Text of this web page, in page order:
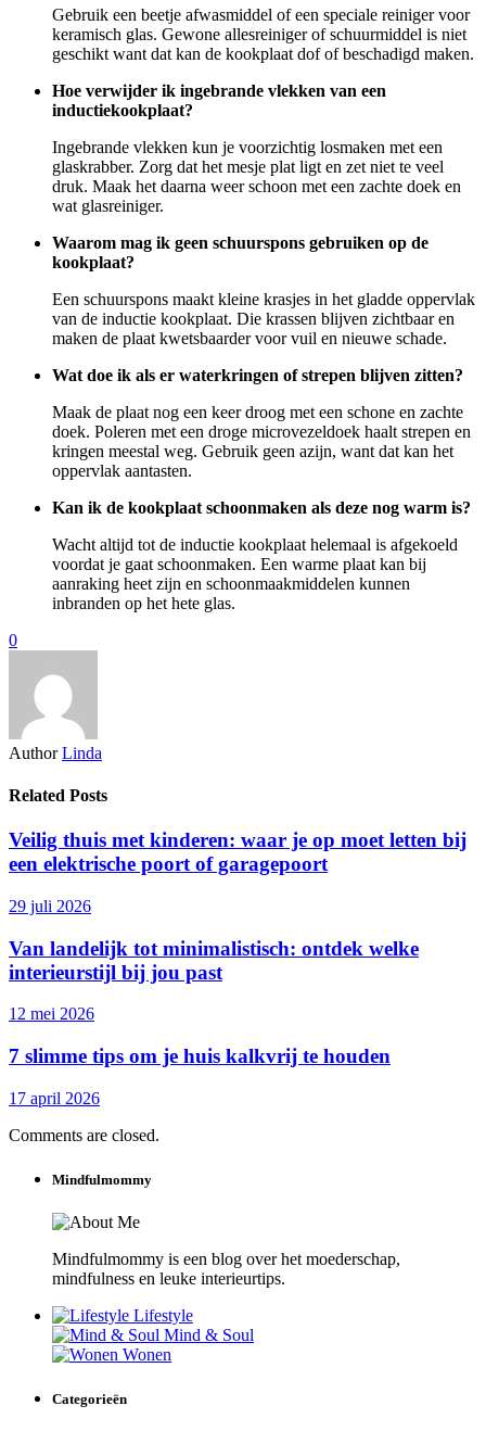
Gebruik een beetje afwasmiddel of een speciale reiniger voor
keramisch glas. Gewone allesreiniger of schuurmiddel is niet
geschikt want dat kan de kookplaat dof of beschadigd maken.
Hoe verwijder ik ingebrande vlekken van een
inductiekookplaat?
Ingebrande vlekken kun je voorzichtig losmaken met een
glaskrabber. Zorg dat het mesje plat ligt en zet niet te veel
druk. Maak het daarna weer schoon met een zachte doek en
wat glasreiniger.
Waarom mag ik geen schuurspons gebruiken op de
kookplaat?
Een schuurspons maakt kleine krasjes in het gladde oppervlak
van de inductie kookplaat. Die krassen blijven zichtbaar en
maken de plaat kwetsbaarder voor vuil en nieuwe schade.
Wat doe ik als er waterkringen of strepen blijven zitten?
Maak de plaat nog een keer droog met een schone en zachte
doek. Poleren met een droge microvezeldoek haalt strepen en
kringen meestal weg. Gebruik geen azijn, want dat kan het
oppervlak aantasten.
Kan ik de kookplaat schoonmaken als deze nog warm is?
Wacht altijd tot de inductie kookplaat helemaal is afgekoeld
voordat je gaat schoonmaken. Een warme plaat kan bij
aanraking heet zijn en schoonmaakmiddelen kunnen
inbranden op het hete glas.
0
Author Linda
Related Posts
Veilig thuis met kinderen: waar je op moet letten bij
een elektrische poort of garagepoort
29 juli 2026
Van landelijk tot minimalistisch: ontdek welke
interieurstijl bij jou past
12 mei 2026
7 slimme tips om je huis kalkvrij te houden
17 april 2026
Comments are closed.
Mindfulmommy
Mindfulmommy is een blog over het moederschap,
mindfulness en leuke interieurtips.
Lifestyle
Mind & Soul
Wonen
Categorieën